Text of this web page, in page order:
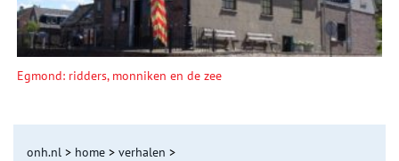
Egmond: ridders, monniken en de zee
onh.nl > home > verhalen >